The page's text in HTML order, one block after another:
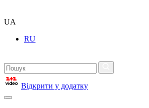
UA
RU
Відкрити у додатку